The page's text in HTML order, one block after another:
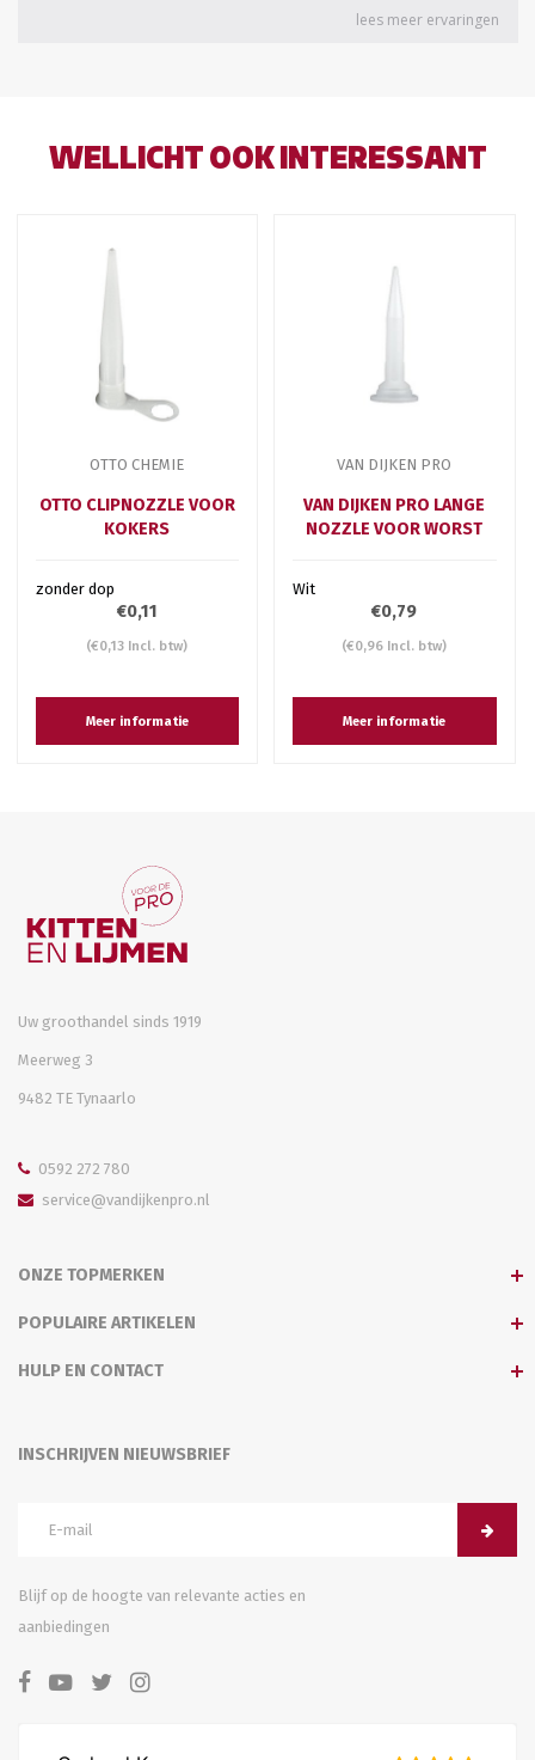
WELLICHT OOK INTERESSANT
OTTO CHEMIE
OTTO CLIPNOZZLE VOOR
KOKERS
zonder dop
€0,11
(€0,13 Incl. btw)
Meer informatie
VAN DIJKEN PRO
VAN DIJKEN PRO LANGE
NOZZLE VOOR WORST
Wit
€0,79
(€0,96 Incl. btw)
Meer informatie
Uw groothandel sinds 1919
Meerweg 3
9482 TE Tynaarlo
0592 272 780
service@vandijkenpro.nl
ONZE TOPMERKEN
POPULAIRE ARTIKELEN
HULP EN CONTACT
INSCHRIJVEN NIEUWSBRIEF
Blijf op de hoogte van relevante acties en
aanbiedingen